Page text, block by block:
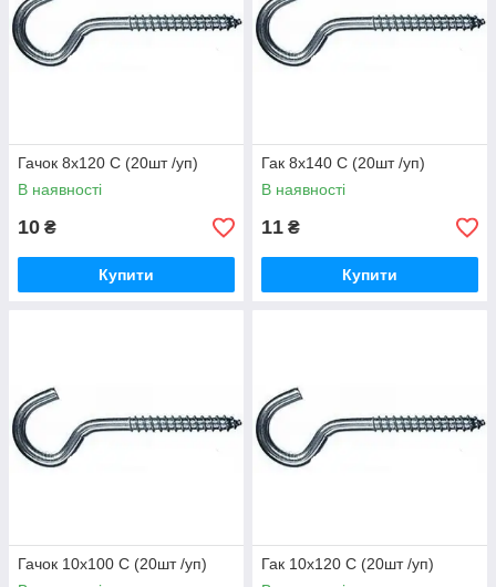
Гачок 8х120 С (20шт /уп)
В наявності
10 ₴
Купити
Гак 8х140 С (20шт /уп)
В наявності
11 ₴
Купити
Гачок 10х100 С (20шт /уп)
Гак 10х120 С (20шт /уп)